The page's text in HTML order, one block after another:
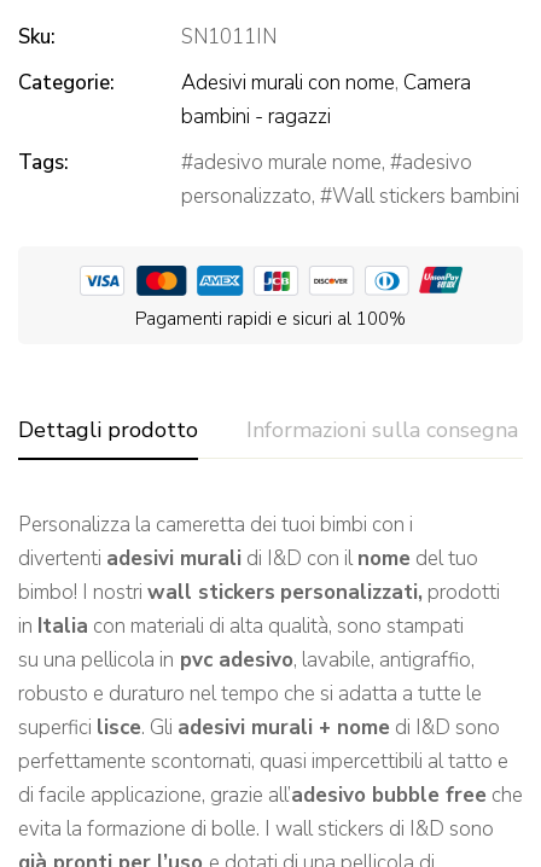
Sku:
SN1011IN
Categorie:
Adesivi murali con nome, Camera
bambini - ragazzi
Tags:
adesivo murale nome,
adesivo
personalizzato, Wall stickers bambini
Pagamenti rapidi e sicuri al 100%
Dettagli prodotto Informazioni sulla consegna
Personalizza la cameretta dei tuoi bimbi con i
divertenti adesivi murali di I&D con ilnome del tuo
bimbo! I nostri wall stickers personalizzati, prodotti
in Italia con materiali di alta qualità, sono stampati
su una pellicola in pvc adesivo, lavabile, antigraffio,
robusto e duraturo nel tempo che si adatta a tutte le
superfici lisce. Gli adesivi murali + nome di I&D sono
perfettamente scontornati, quasi impercettibili al tatto e
di facile applicazione, grazie all’adesivo bubble free che
evita la formazione di bolle. I wall stickers di I&D sono